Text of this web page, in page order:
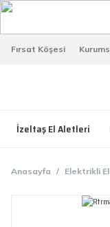
Fırsat Köşesi
İzeltaş El Aletleri
Anasayfa Elektrikli